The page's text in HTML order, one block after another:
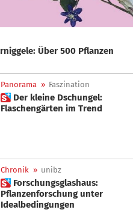
Panorama » Faszination
 Der kleine Dschungel:
Flaschengärten im Trend
Chronik » unibz
 Forschungsglashaus:
Pflanzenforschung unter
Idealbedingungen